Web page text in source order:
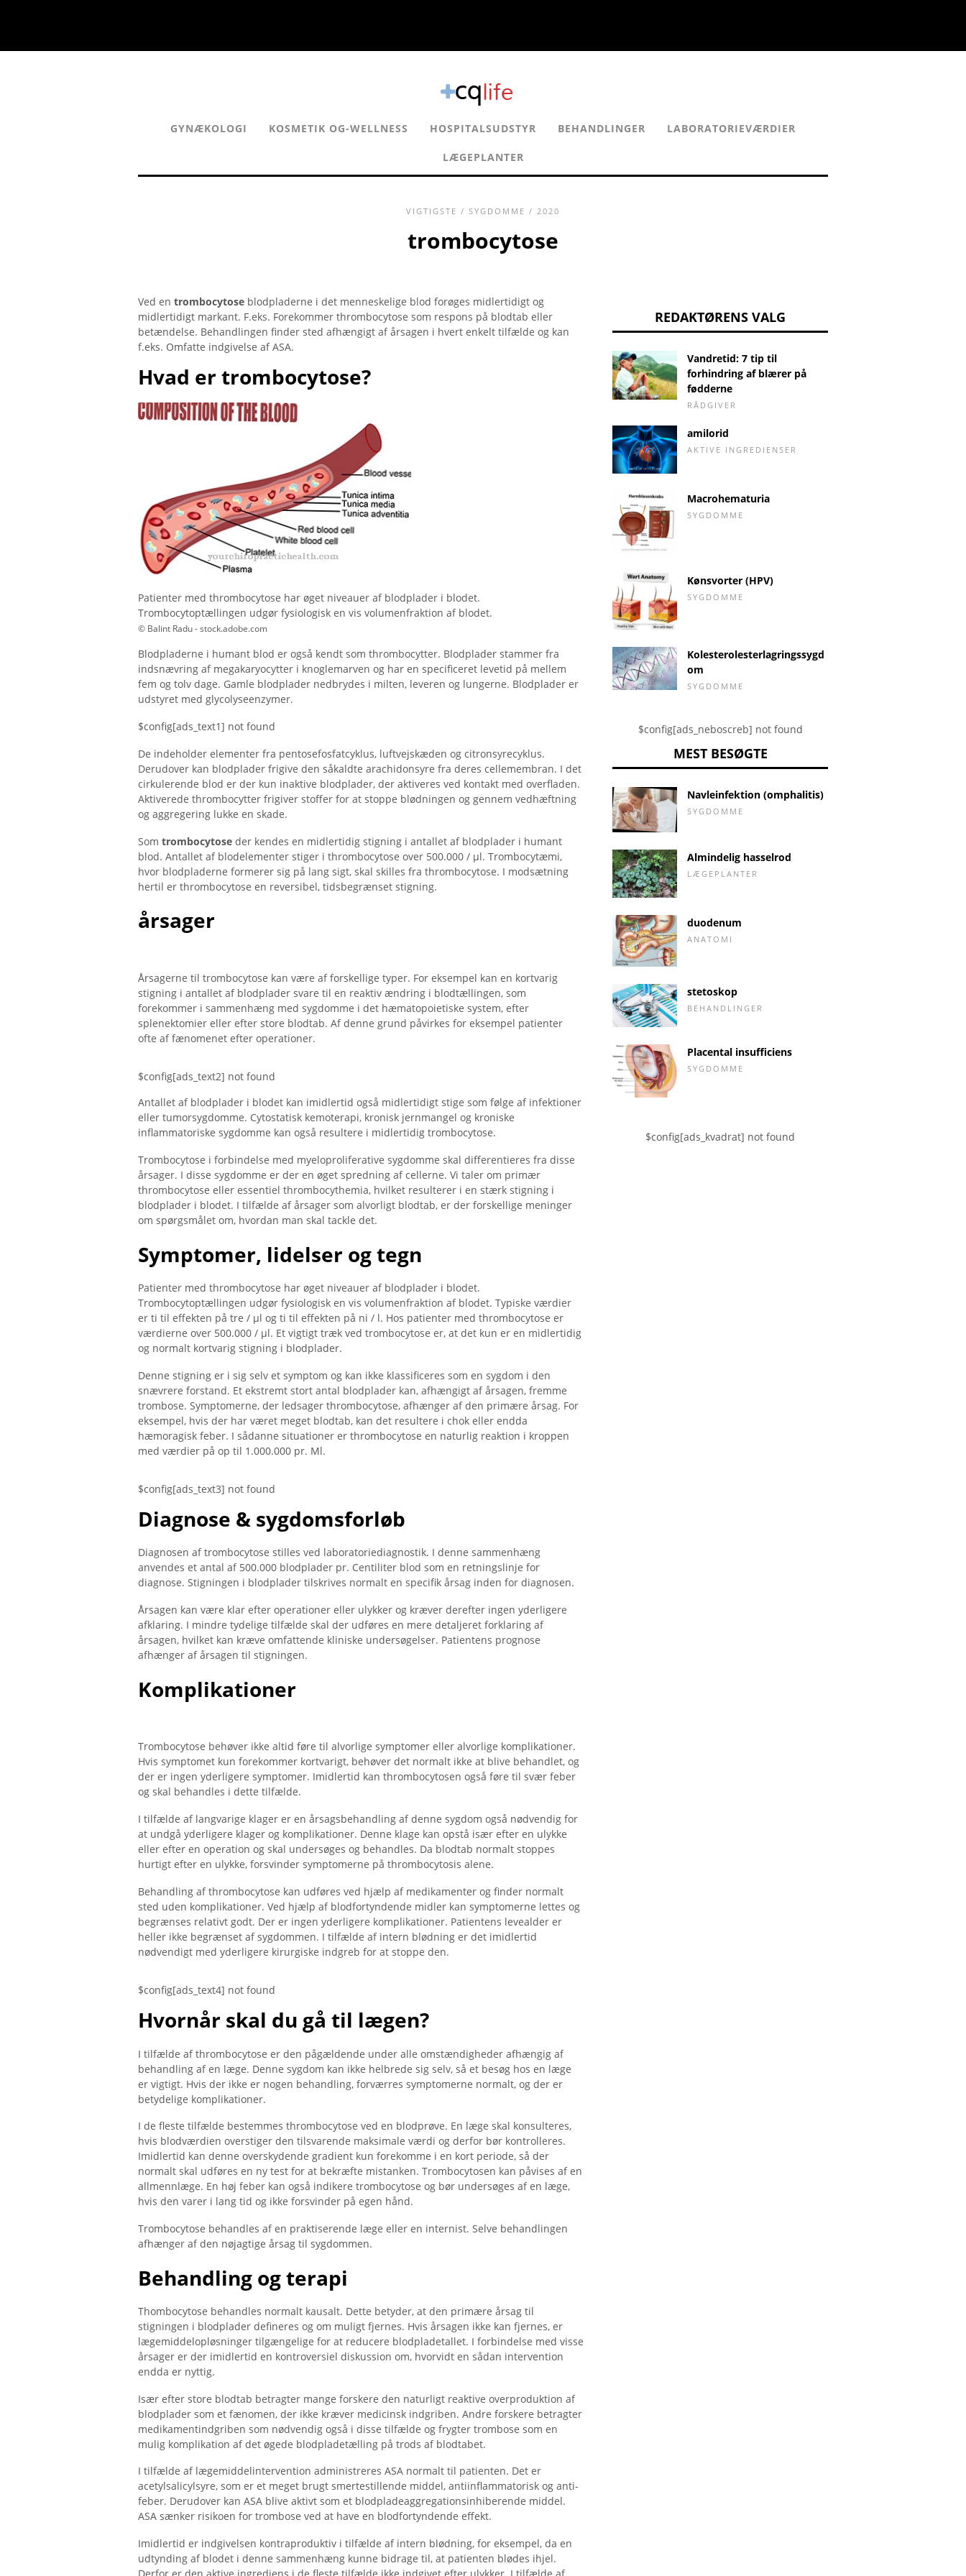
GYNÆKOLOGI KOSMETIK OG-WELLNESS HOSPITALSUDSTYR BEHANDLINGER LABORATORIEVÆRDIER
LÆGEPLANTER
VIGTIGSTE / SYGDOMME / 2020
trombocytose
Ved en trombocytose blodpladerne i det menneskelige blod forøges midlertidigt og
midlertidigt markant. F.eks. Forekommer thrombocytose som respons på blodtab eller
betændelse. Behandlingen finder sted afhængigt af årsagen i hvert enkelt tilfælde og kan
f.eks. Omfatte indgivelse af ASA.
Hvad er trombocytose?
Patienter med thrombocytose har øget niveauer af blodplader i blodet.
Trombocytoptællingen udgør fysiologisk en vis volumenfraktion af blodet.
© Balint Radu - stock.adobe.com
Blodpladerne i humant blod er også kendt som thrombocytter. Blodplader stammer fra
indsnævring af megakaryocytter i knoglemarven og har en specificeret levetid på mellem
fem og tolv dage. Gamle blodplader nedbrydes i milten, leveren og lungerne. Blodplader er
udstyret med glycolyseenzymer.
$config[ads_text1] not found
De indeholder elementer fra pentosefosfatcyklus, luftvejskæden og citronsyrecyklus.
Derudover kan blodplader frigive den såkaldte arachidonsyre fra deres cellemembran. I det
cirkulerende blod er der kun inaktive blodplader, der aktiveres ved kontakt med overfladen.
Aktiverede thrombocytter frigiver stoffer for at stoppe blødningen og gennem vedhæftning
og aggregering lukke en skade.
Som trombocytose der kendes en midlertidig stigning i antallet af blodplader i humant
blod. Antallet af blodelementer stiger i thrombocytose over 500.000 / µl. Trombocytæmi,
hvor blodpladerne formerer sig på lang sigt, skal skilles fra thrombocytose. I modsætning
hertil er thrombocytose en reversibel, tidsbegrænset stigning.
årsager
Årsagerne til trombocytose kan være af forskellige typer. For eksempel kan en kortvarig
stigning i antallet af blodplader svare til en reaktiv ændring i blodtællingen, som
forekommer i sammenhæng med sygdomme i det hæmatopoietiske system, efter
splenektomier eller efter store blodtab. Af denne grund påvirkes for eksempel patienter
ofte af fænomenet efter operationer.
$config[ads_text2] not found
Antallet af blodplader i blodet kan imidlertid også midlertidigt stige som følge af infektioner
eller tumorsygdomme. Cytostatisk kemoterapi, kronisk jernmangel og kroniske
inflammatoriske sygdomme kan også resultere i midlertidig trombocytose.
Trombocytose i forbindelse med myeloproliferative sygdomme skal differentieres fra disse
årsager. I disse sygdomme er der en øget spredning af cellerne. Vi taler om primær
thrombocytose eller essentiel thrombocythemia, hvilket resulterer i en stærk stigning i
blodplader i blodet. I tilfælde af årsager som alvorligt blodtab, er der forskellige meninger
om spørgsmålet om, hvordan man skal tackle det.
Symptomer, lidelser og tegn
Patienter med thrombocytose har øget niveauer af blodplader i blodet.
Trombocytoptællingen udgør fysiologisk en vis volumenfraktion af blodet. Typiske værdier
er ti til effekten på tre / µl og ti til effekten på ni / l. Hos patienter med thrombocytose er
værdierne over 500.000 / µl. Et vigtigt træk ved trombocytose er, at det kun er en midlertidig
og normalt kortvarig stigning i blodplader.
Denne stigning er i sig selv et symptom og kan ikke klassificeres som en sygdom i den
snævrere forstand. Et ekstremt stort antal blodplader kan, afhængigt af årsagen, fremme
trombose. Symptomerne, der ledsager thrombocytose, afhænger af den primære årsag. For
eksempel, hvis der har været meget blodtab, kan det resultere i chok eller endda
hæmoragisk feber. I sådanne situationer er thrombocytose en naturlig reaktion i kroppen
med værdier på op til 1.000.000 pr. Μl.
$config[ads_text3] not found
Diagnose & sygdomsforløb
Diagnosen af ​​trombocytose stilles ved laboratoriediagnostik. I denne sammenhæng
anvendes et antal af 500.000 blodplader pr. Centiliter blod som en retningslinje for
diagnose. Stigningen i blodplader tilskrives normalt en specifik årsag inden for diagnosen.
Årsagen kan være klar efter operationer eller ulykker og kræver derefter ingen yderligere
afklaring. I mindre tydelige tilfælde skal der udføres en mere detaljeret forklaring af
årsagen, hvilket kan kræve omfattende kliniske undersøgelser. Patientens prognose
afhænger af årsagen til stigningen.
Komplikationer
Trombocytose behøver ikke altid føre til alvorlige symptomer eller alvorlige komplikationer.
Hvis symptomet kun forekommer kortvarigt, behøver det normalt ikke at blive behandlet, og
der er ingen yderligere symptomer. Imidlertid kan thrombocytosen også føre til svær feber
og skal behandles i dette tilfælde.
I tilfælde af langvarige klager er en årsagsbehandling af denne sygdom også nødvendig for
at undgå yderligere klager og komplikationer. Denne klage kan opstå især efter en ulykke
eller efter en operation og skal undersøges og behandles. Da blodtab normalt stoppes
hurtigt efter en ulykke, forsvinder symptomerne på thrombocytosis alene.
Behandling af thrombocytose kan udføres ved hjælp af medikamenter og finder normalt
sted uden komplikationer. Ved hjælp af blodfortyndende midler kan symptomerne lettes og
begrænses relativt godt. Der er ingen yderligere komplikationer. Patientens levealder er
heller ikke begrænset af sygdommen. I tilfælde af intern blødning er det imidlertid
nødvendigt med yderligere kirurgiske indgreb for at stoppe den.
$config[ads_text4] not found
Hvornår skal du gå til lægen?
I tilfælde af thrombocytose er den pågældende under alle omstændigheder afhængig af
behandling af en læge. Denne sygdom kan ikke helbrede sig selv, så et besøg hos en læge
er vigtigt. Hvis der ikke er nogen behandling, forværres symptomerne normalt, og der er
betydelige komplikationer.
I de fleste tilfælde bestemmes thrombocytose ved en blodprøve. En læge skal konsulteres,
hvis blodværdien overstiger den tilsvarende maksimale værdi og derfor bør kontrolleres.
Imidlertid kan denne overskydende gradient kun forekomme i en kort periode, så der
normalt skal udføres en ny test for at bekræfte mistanken. Trombocytosen kan påvises af en
allmennlæge. En høj feber kan også indikere trombocytose og bør undersøges af en læge,
hvis den varer i lang tid og ikke forsvinder på egen hånd.
Trombocytose behandles af en praktiserende læge eller en internist. Selve behandlingen
afhænger af den nøjagtige årsag til sygdommen.
Behandling og terapi
Thombocytose behandles normalt kausalt. Dette betyder, at den primære årsag til
stigningen i blodplader defineres og om muligt fjernes. Hvis årsagen ikke kan fjernes, er
lægemiddelopløsninger tilgængelige for at reducere blodpladetallet. I forbindelse med visse
årsager er der imidlertid en kontroversiel diskussion om, hvorvidt en sådan intervention
endda er nyttig.
Især efter store blodtab betragter mange forskere den naturligt reaktive overproduktion af
blodplader som et fænomen, der ikke kræver medicinsk indgriben. Andre forskere betragter
medikamentindgriben som nødvendig også i disse tilfælde og frygter trombose som en
mulig komplikation af det øgede blodpladetælling på trods af blodtabet.
I tilfælde af lægemiddelintervention administreres ASA normalt til patienten. Det er
acetylsalicylsyre, som er et meget brugt smertestillende middel, antiinflammatorisk og anti-
feber. Derudover kan ASA blive aktivt som et blodpladeaggregationsinhiberende middel.
ASA sænker risikoen for trombose ved at have en blodfortyndende effekt.
Imidlertid er indgivelsen kontraproduktiv i tilfælde af intern blødning, for eksempel, da en
udtynding af blodet i denne sammenhæng kunne bidrage til, at patienten blødes ihjel.
REDAKTØRENS VALG
Vandretid: 7 tip til
forhindring af blærer på
fødderne
RÅDGIVER
amilorid
AKTIVE INGREDIENSER
Macrohematuria
SYGDOMME
Kønsvorter (HPV)
SYGDOMME
Kolesterolesterlagringssygd
om
SYGDOMME
$config[ads_neboscreb] not found
MEST BESØGTE
Navleinfektion (omphalitis)
SYGDOMME
Almindelig hasselrod
LÆGEPLANTER
duodenum
ANATOMI
stetoskop
BEHANDLINGER
Placental insufficiens
SYGDOMME
$config[ads_kvadrat] not found